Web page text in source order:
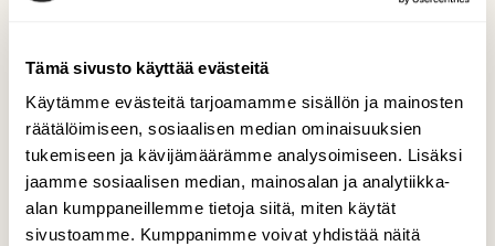
Tämä sivusto käyttää evästeitä
Käytämme evästeitä tarjoamamme sisällön ja mainosten
räätälöimiseen, sosiaalisen median ominaisuuksien
tukemiseen ja kävijämäärämme analysoimiseen. Lisäksi
jaamme sosiaalisen median, mainosalan ja analytiikka-
alan kumppaneillemme tietoja siitä, miten käytät
sivustoamme. Kumppanimme voivat yhdistää näitä
Korpikiitäjäinen
Pitkäsäärinen korpikiitäjäinen vaelteli
metsäpolulla.